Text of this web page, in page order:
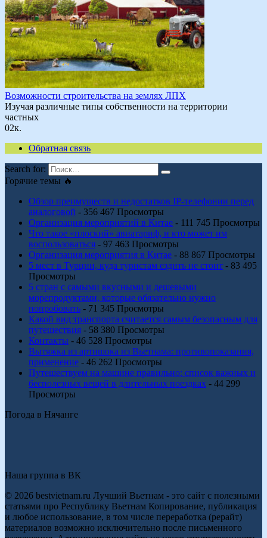
Возможности строительства на землях ЛПХ
Изучая различные типы собственности на территории
частных
02к.
Обратная связь
Search for:
Горячие темы 🔥
Обзор преимуществ и недостатков IP-телефонии перед
аналоговой - 356 467 Просмотры
Организация мероприятий в Китае - 111 745 Просмотры
Что такое «плоский» авиатариф, и кто может им
воспользоваться - 97 463 Просмотры
Организация мероприятия в Китае - 88 867 Просмотры
5 мест в Турции, куда туристам ездить не стоит - 83 495
Просмотры
5 стран с самыми вкусными и дешевыми
морепродуктами, которые обязательно нужно
попробовать - 71 345 Просмотры
Какой вид транспорта считается самым безопасным для
путешествия - 58 380 Просмотры
Контакты - 46 528 Просмотры
Вытяжка из артишока из Вьетнама: противопоказания,
применение - 46 262 Просмотры
Путешествуем на машине правильно: список важных и
бесполезных вещей в длительных поездках - 44 299
Просмотры
Погода в Нячанге
Наша группа в ВК
© 2026 bestvietnam.ru Лучший Вьетнам - это сайт с полезными
статьями про Республику Вьетнам Копирование, публикация
и любое использование, в том числе переработка (рерайт)
материалов возможно исключительно после письменного